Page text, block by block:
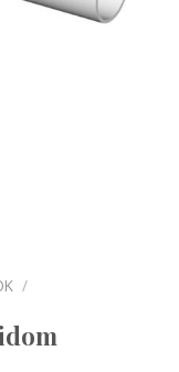
/